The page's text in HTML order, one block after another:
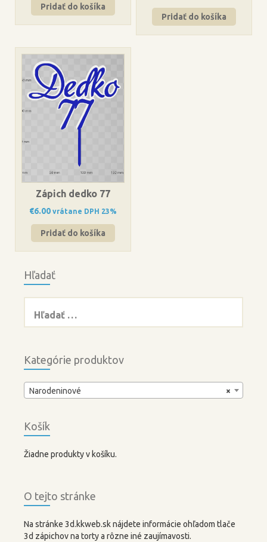
Pridať do košíka
Pridať do košíka
Zápich dedko 77
€6.00 vrátane DPH 23%
Pridať do košíka
Hľadať
Kategórie produktov
×
Narodeninové
Košík
Žiadne produkty v košíku.
O tejto stránke
Na stránke 3d.kkweb.sk nájdete informácie ohľadom tlače
3d zápichov na torty a rôzne iné zaujímavosti.